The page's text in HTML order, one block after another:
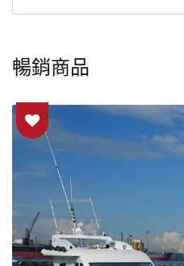
暢銷商品